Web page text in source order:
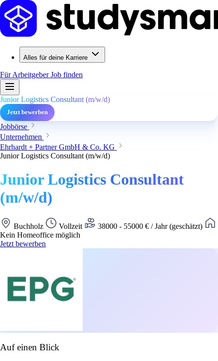
Alles für deine Karriere
Für ArbeitgeberJob finden
Junior Logistics Consultant (m/w/d)
Jetzt bewerben
Jobbörse
Unternehmen
Ehrhardt + Partner GmbH & Co. KG
Junior Logistics Consultant (m/w/d)
Junior Logistics Consultant
(m/w/d)
Buchholz Vollzeit
38000 - 55000 € / Jahr (geschätzt)
Kein Homeoffice möglich
Jetzt bewerben
Auf einen Blick